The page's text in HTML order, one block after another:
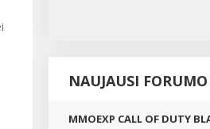
NAUJAUSI
MMOEXP CALL OF DUTY